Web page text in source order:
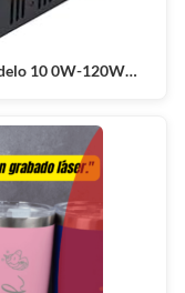
10 0W-120W…